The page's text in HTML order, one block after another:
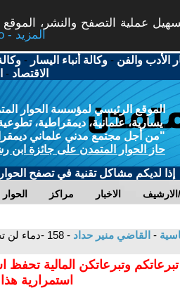
عملية التصفح والنشر،
More info - المزيد
الأدب والفن -وكالة أنباء اليسار -
الاقتصاد -
الموقع الرئيسي لمؤسسة الحوار
يسارية، علمانية، ديمقراطية،
"من أجل مجتمع مدني علماني
حاز الحوار المتمدن على جائزة ابن
إذا لديكم مشاكل تقنية في تصفح
مراكز الاخبار
- القاضي منير حداد
- 158 -
تبرعاتكم وتبرعاتكن المالية
استمرارية